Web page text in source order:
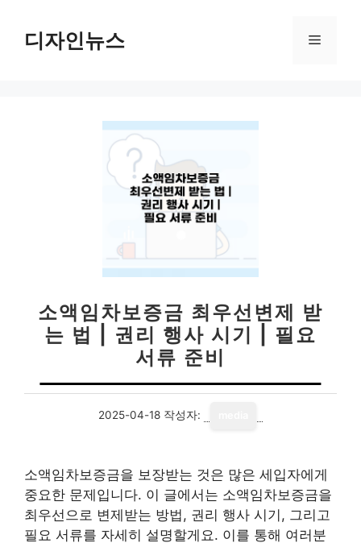
디자인뉴스 메
소액임차보증금 최우선변제 받
는 법 | 권리 행사 시기 | 필요
서류 준비
2025-04-18 작성자:
소액임차보증금을 보장받는 것은 많은 세입자에게
중요한 문제입니다. 이 글에서는 소액임차보증금을
최우선으로 변제받는 방법, 권리 행사 시기, 그리고
필요 서류를 자세히 설명할게요. 이를 통해 여러분